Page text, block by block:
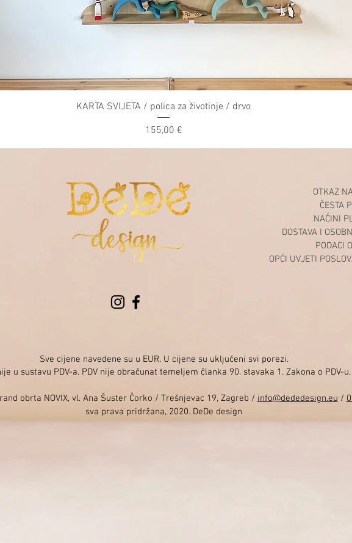
KARTA SVIJETA / polica za životinje / drvo
Price
155,00 €
OTKAZ
ČESTA
NAČINI
DOSTAVA I
PODACI
OPĆI UVJETI
Sve cijene navedene su u EUR. U cijene su uključeni svi porezi.
u sustavu PDV-a. PDV nije obračunat temeljem članka 90. stavaka 1. Zakona o PDV-u.
obrta NOVIX, vl. Ana Šuster Čorko / Trešnjevac 19, Zagreb / info@dededesign.eu /
sva prava pridržana, 2020. DeDe design